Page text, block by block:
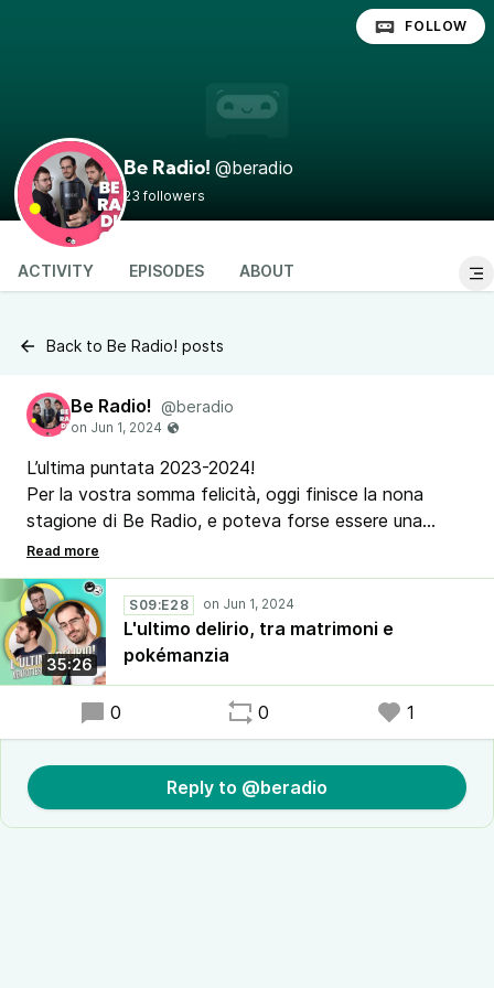
Be Radio! @beradio
23 followers
FOLLOW
ACTIVITY EPISODES ABOUT
Back to Be Radio! posts
Be Radio! @beradio
L’ultima puntata 2023-2024!
Per la vostra somma felicità, oggi finisce la nona
stagione di Be Radio, e poteva forse essere una
puntata normale?
Ovviamente no.
E allora tuffatevi in quest’ultima mezz’ora di follia, e
buona estate!
35:26
S09:E28
L'ultimo delirio, tra matrimoni e
pokémanzia
0 0 1
Reply to @beradio